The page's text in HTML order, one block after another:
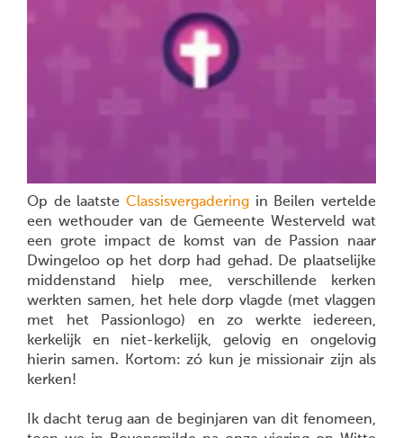
Op de laatste Classisvergadering in Beilen vertelde
een wethouder van de Gemeente Westerveld wat
een grote impact de komst van de Passion naar
Dwingeloo op het dorp had gehad. De plaatselijke
middenstand hielp mee, verschillende kerken
werkten samen, het hele dorp vlagde (met vlaggen
met het Passionlogo) en zo werkte iedereen,
kerkelijk en niet-kerkelijk, gelovig en ongelovig
hierin samen. Kortom: zó kun je missionair zijn als
kerken!
Ik dacht terug aan de beginjaren van dit fenomeen,